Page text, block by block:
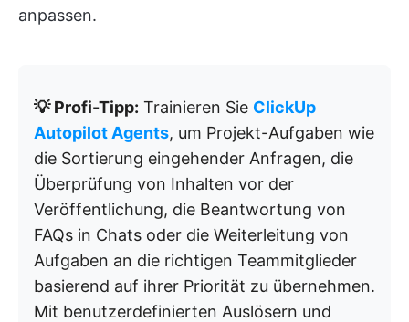
anpassen.
💡 Profi-Tipp: Trainieren Sie ClickUp
Autopilot Agents, um Projekt-Aufgaben wie
die Sortierung eingehender Anfragen, die
Überprüfung von Inhalten vor der
Veröffentlichung, die Beantwortung von
FAQs in Chats oder die Weiterleitung von
Aufgaben an die richtigen Teammitglieder
basierend auf ihrer Priorität zu übernehmen.
Mit benutzerdefinierten Auslösern und